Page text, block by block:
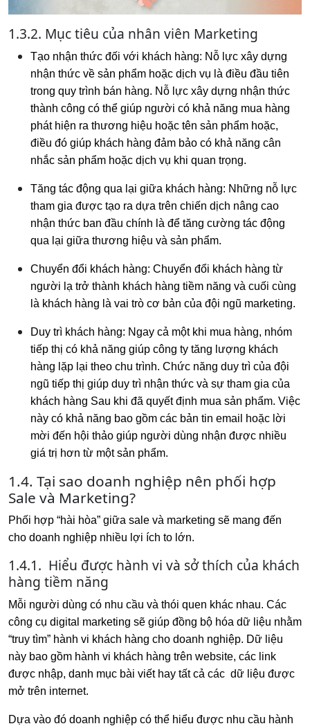
1.3.2. Mục tiêu của nhân viên Marketing
Tạo nhận thức đối với khách hàng: Nỗ lực xây dựng
nhận thức về sản phẩm hoặc dịch vụ là điều đầu tiên
trong quy trình bán hàng. Nỗ lực xây dựng nhận thức
thành công có thể giúp người có khả năng mua hàng
phát hiện ra thương hiệu hoặc tên sản phẩm hoặc,
điều đó giúp khách hàng đảm bảo có khả năng cân
nhắc sản phẩm hoặc dịch vụ khi quan trọng.
Tăng tác động qua lại giữa khách hàng: Những nỗ lực
tham gia được tạo ra dựa trên chiến dịch nâng cao
nhận thức ban đầu chính là để tăng cường tác động
qua lại giữa thương hiệu và sản phẩm.
Chuyển đổi khách hàng: Chuyển đổi khách hàng từ
người lạ trở thành khách hàng tiềm năng và cuối cùng
là khách hàng là vai trò cơ bản của đội ngũ marketing.
Duy trì khách hàng: Ngay cả một khi mua hàng, nhóm
tiếp thị có khả năng giúp công ty tăng lượng khách
hàng lặp lại theo chu trình. Chức năng duy trì của đội
ngũ tiếp thị giúp duy trì nhận thức và sự tham gia của
khách hàng Sau khi đã quyết định mua sản phẩm. Việc
này có khả năng bao gồm các bản tin email hoặc lời
mời đến hội thảo giúp người dùng nhận được nhiều
giá trị hơn từ một sản phẩm.
1.4. Tại sao doanh nghiệp nên phối hợp
Sale và Marketing?
Phối hợp “hài hòa” giữa sale và marketing sẽ mang đến
cho doanh nghiệp nhiều lợi ích to lớn.
1.4.1. Hiểu được hành vi và sở thích của khách
hàng tiềm năng
Mỗi người dùng có nhu cầu và thói quen khác nhau. Các
công cụ digital marketing sẽ giúp đồng bộ hóa dữ liệu nhằm
“truy tìm” hành vi khách hàng cho doanh nghiệp. Dữ liệu
này bao gồm hành vi khách hàng trên website, các link
được nhập, danh mục bài viết hay tất cả các dữ liệu được
mở trên internet.
Dựa vào đó doanh nghiệp có thể hiểu được nhu cầu hành